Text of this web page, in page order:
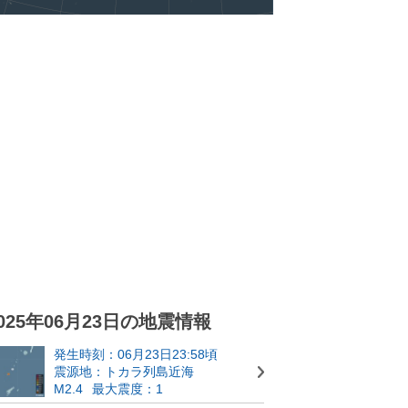
年06月23日の地震情報
発生時刻：06月23日23:58頃
震源地：トカラ列島近海
M2.4
最大震度：1